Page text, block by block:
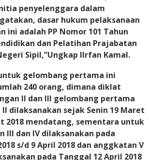
penyelenggara dalam
dasar hukum pelaksanaan
ini adalah PP Nomor 101 Tahun
dan Pelatihan Prajabatan
Sipil,”Ungkap IIrfan Kamal.
gelombang pertama ini
240 orang, dimana diklat
II dan III gelombang pertama
dilaksanakan sejak Senin 19 Maret
2018 mendatang, sementara untuk
III dan IV dilaksanakan pada
s/d 9 April 2018 dan anggkatan V
pada Tanggal 12 April 2018